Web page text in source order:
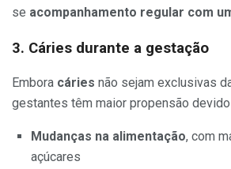
se acompanhamento regular com
3. Cáries durante a gestação
Embora cáries não sejam exclusivas
gestantes têm maior propensão devido
Mudanças na alimentação, com
açúcares